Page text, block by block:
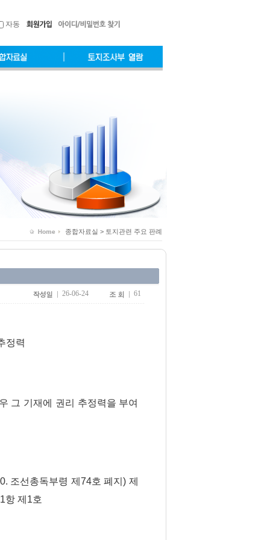
자동
종합자료실 > 토지관련 주요 판례
26-06-24 61
정력
그 기재에 권리 추정력을 부여
조선총독부령 제74호 폐지) 제
항 제1호